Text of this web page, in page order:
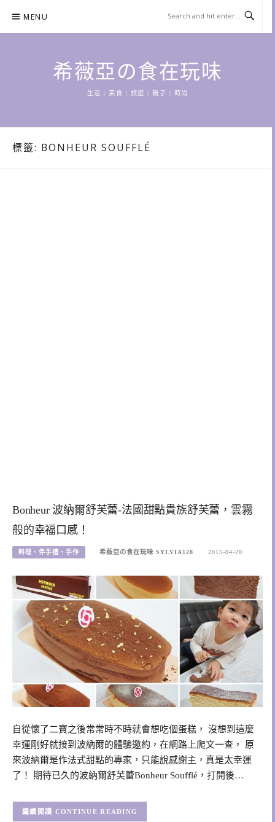
content
MENU
希薇亞の食在玩味
生活 | 美食 | 旅遊 | 親子 | 時尚
標籤: BONHEUR SOUFFLÉ
Bonheur 波納爾舒芙蕾-法國甜點貴族舒芙蕾，雲霧
般的幸福口感！
料理、伴手禮、手作 希薇亞の食在玩味 SYLVIA128 2015-04-20
自從懷了二寶之後常常時不時就會想吃個蛋糕， 沒想到這麼
幸運剛好就接到波納爾的體驗邀約，在網路上爬文一查， 原
來波納爾是作法式甜點的專家，只能說感謝主，真是太幸運
了！ 期待已久的波納爾舒芙蕾Bonheur Soufflé，打開後…
CONTINUE READING